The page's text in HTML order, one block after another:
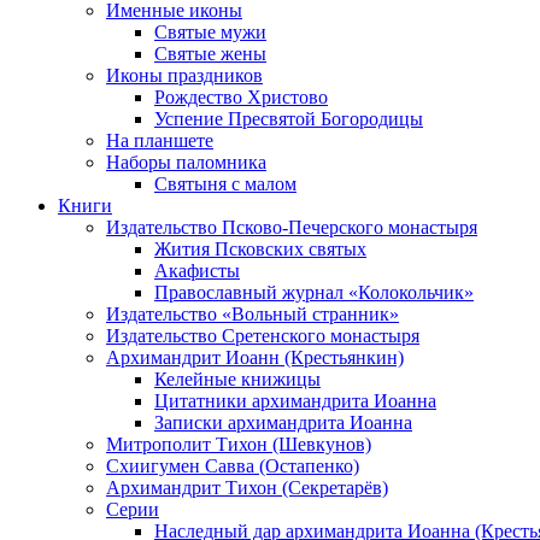
Именные иконы
Святые мужи
Святые жены
Иконы праздников
Рождество Христово
Успение Пресвятой Богородицы
На планшете
Наборы паломника
Святыня с малом
Книги
Издательство Псково-Печерского монастыря
Жития Псковских святых
Акафисты
Православный журнал «Колокольчик»
Издательство «Вольный странник»
Издательство Сретенского монастыря
Архимандрит Иоанн (Крестьянкин)
Келейные книжицы
Цитатники архимандрита Иоанна
Записки архимандрита Иоанна
Митрополит Тихон (Шевкунов)
Схиигумен Савва (Остапенко)
Архимандрит Тихон (Секретарёв)
Серии
Наследный дар архимандрита Иоанна